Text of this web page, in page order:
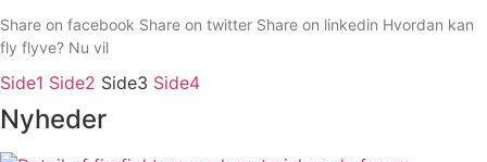
Share on facebook Share on twitter Share on linkedin Hvordan kan
fly flyve? Nu vil
Side1 Side2 Side3 Side4
Nyheder